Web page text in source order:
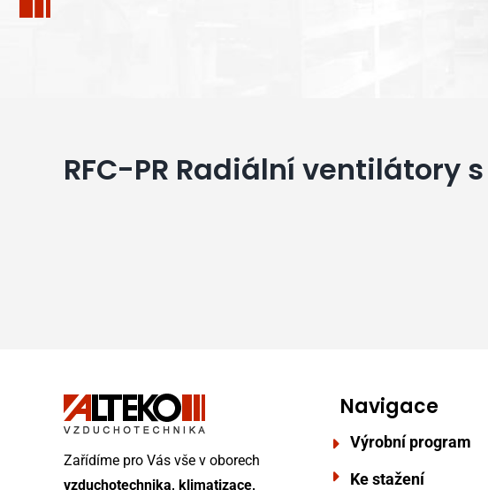
RFC-PR Radiální ventilátory
Zařídíme pro Vás vše v oborech
vzduchotechnika, klimatizace,
Navigace
Výrobní program
Ke stažení